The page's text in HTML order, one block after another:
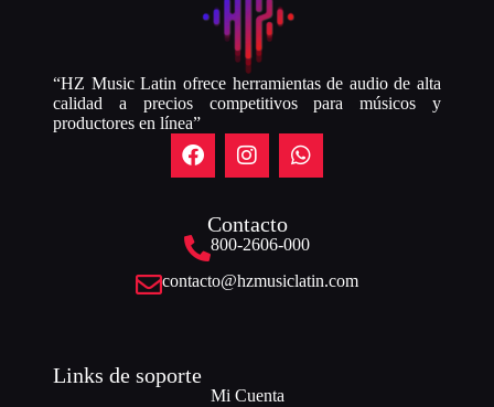
“HZ Music Latin ofrece herramientas de audio de alta
calidad a precios competitivos para músicos y
productores en línea”
Contacto
800-2606-000
contacto@hzmusiclatin.com
Links de soporte
Mi Cuenta